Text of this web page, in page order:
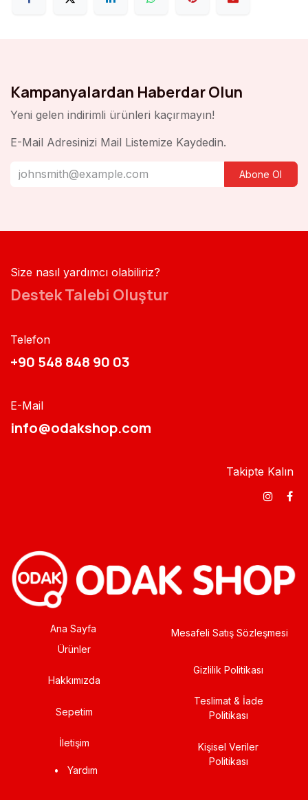
Kampanyalardan Haberdar Olun
Yeni gelen indirimli ürünleri kaçırmayın!
E-Mail Adresinizi Mail Listemize Kaydedin.
Abone Ol
Size nasıl yardımcı olabiliriz?
Destek Talebi Oluştur
Telefon
+90 548 848 90 03​​
E-Mail
info@odakshop.com​
Takipte Kalın
Ana Sayfa
Ürünler
Hakkımızda
Sepetim
İletişim
• Yardım
Mesafeli Satış Sözleşmesi
Gizlilik Politikası
Teslimat & İade
Politikası
Kişisel Veriler
Politikası